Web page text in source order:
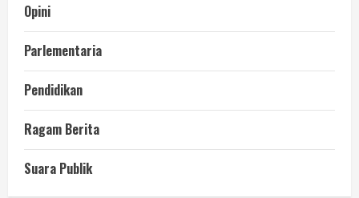
Opini
Parlementaria
Pendidikan
Ragam Berita
Suara Publik